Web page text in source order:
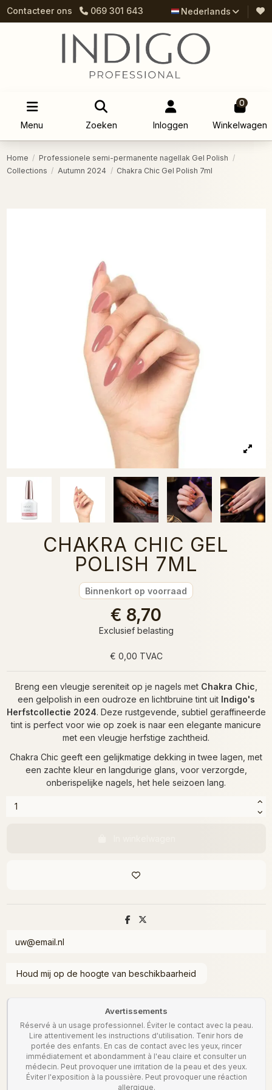
Contacteer ons 069 301 643 Nederlands
Menu Zoeken Inloggen
0
Winkelwagen
Home
Professionele semi-permanente nagellak Gel Polish
Collections
Autumn 2024 Chakra Chic Gel Polish 7ml
CHAKRA CHIC GEL
POLISH 7ML
Binnenkort op voorraad
€ 8,70
Exclusief belasting
€ 0,00 TVAC
Breng een vleugje sereniteit op je nagels met Chakra Chic
een gelpolish in een oudroze en lichtbruine tint uit Indigo's
Herfstcollectie 2024. Deze rustgevende, subtiel geraffineerde
tint is perfect voor wie op zoek is naar een elegante manicure
met een vleugje herfstige zachtheid.
Chakra Chic geeft een gelijkmatige dekking in twee lagen, met
een zachte kleur en langdurige glans, voor verzorgde,
onberispelijke nagels, het hele seizoen lang.
Avertissements
Réservé à un usage professionnel. Éviter le contact avec la peau.
Lire attentivement les instructions d'utilisation. Tenir hors de
portée des enfants. En cas de contact avec les yeux, rincer
immédiatement et abondamment à l'eau claire et consulter un
médecin. Peut provoquer une irritation de la peau et des yeux.
Éviter l'exposition à la poussière. Peut provoquer une réaction
allergique.